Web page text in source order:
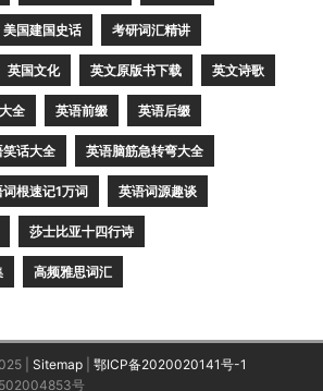
美国建国史话 考研词汇精讲
英国文化 英文原版书下载 英文诗歌
全 英语前缀 英语后缀
笑话大全 英语脑筋急转弯大全
词根速记1万词 英语词源趣谈
莎士比亚十四行诗
高频雅思词汇
| Sitemap
鄂ICP备2020020141号-1
号